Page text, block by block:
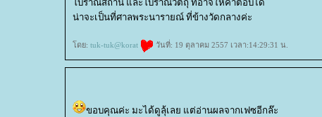
บราณสถาน และโบราณวัตถุ ที่อาจให้คำตอบได้
น่าจะเป็นที่ศาลพระนารายณ์ ที่ข้างวัดกลางค่ะ
ดย: tuk-tuk@korat วันที่: 19 ตุลาคม 2557 เวลา:14:29:31 น.
ขอบคุณค่ะ มะได้ดูลุ้เลย แต่อ่านผลจากเฟซอีกล๊ะ